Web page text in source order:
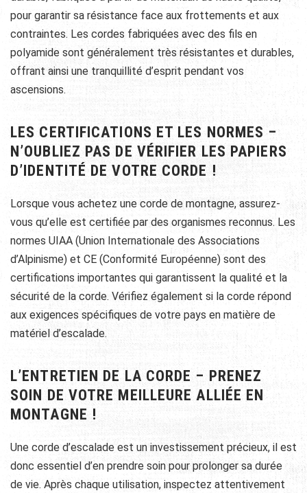
pour garantir sa résistance face aux frottements et aux
contraintes. Les cordes fabriquées avec des fils en
polyamide sont généralement très résistantes et durables,
offrant ainsi une tranquillité d’esprit pendant vos
ascensions.
LES CERTIFICATIONS ET LES NORMES –
N’OUBLIEZ PAS DE VÉRIFIER LES PAPIERS
D’IDENTITÉ DE VOTRE CORDE !
Lorsque vous achetez une corde de montagne, assurez-
vous qu’elle est certifiée par des organismes reconnus. Les
normes UIAA (Union Internationale des Associations
d’Alpinisme) et CE (Conformité Européenne) sont des
certifications importantes qui garantissent la qualité et la
sécurité de la corde. Vérifiez également si la corde répond
aux exigences spécifiques de votre pays en matière de
matériel d’escalade.
L’ENTRETIEN DE LA CORDE – PRENEZ
SOIN DE VOTRE MEILLEURE ALLIÉE EN
MONTAGNE !
Une corde d’escalade est un investissement précieux, il est
donc essentiel d’en prendre soin pour prolonger sa durée
de vie. Après chaque utilisation, inspectez attentivement